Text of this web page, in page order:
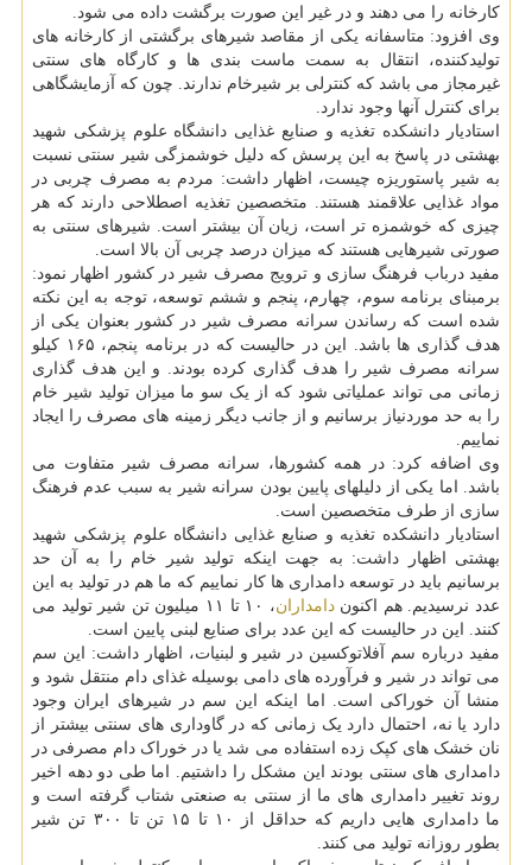
کارخانه را می دهند و در غیر این صورت برگشت داده می شود.
وی افزود: متاسفانه یکی از مقاصد شیرهای برگشتی از کارخانه های
تولیدکننده، انتقال به سمت ماست بندی ها و کارگاه های سنتی
غیرمجاز می باشد که کنترلی بر شیرخام ندارند. چون که آزمایشگاهی
برای کنترل آنها وجود ندارد.
استادیار دانشکده تغذیه و صنایع غذایی دانشگاه علوم پزشکی شهید
بهشتی در پاسخ به این پرسش که دلیل خوشمزگی شیر سنتی نسبت
به شیر پاستوریزه چیست، اظهار داشت: مردم به مصرف چربی در
مواد غذایی علاقمند هستند. متخصصین تغذیه اصطلاحی دارند که هر
چیزی که خوشمزه تر است، زیان آن بیشتر است. شیرهای سنتی به
صورتی شیرهایی هستند که میزان درصد چربی آن بالا است.
مفید درباب فرهنگ سازی و ترویج مصرف شیر در کشور اظهار نمود:
برمبنای برنامه سوم، چهارم، پنجم و ششم توسعه، توجه به این نکته
شده است که رساندن سرانه مصرف شیر در کشور بعنوان یکی از
هدف گذاری ها باشد. این در حالیست که در برنامه پنجم، ۱۶۵ کیلو
سرانه مصرف شیر را هدف گذاری کرده بودند. و این هدف گذاری
زمانی می تواند عملیاتی شود که از یک سو ما میزان تولید شیر خام
را به حد موردنیاز برسانیم و از جانب دیگر زمینه های مصرف را ایجاد
نماییم.
وی اضافه کرد: در همه کشورها، سرانه مصرف شیر متفاوت می
باشد. اما یکی از دلیلهای پایین بودن سرانه شیر به سبب عدم فرهنگ
سازی از طرف متخصصین است.
استادیار دانشکده تغذیه و صنایع غذایی دانشگاه علوم پزشکی شهید
بهشتی اظهار داشت: به جهت اینکه تولید شیر خام را به آن حد
برسانیم باید در توسعه دامداری ها کار نماییم که ما هم در تولید به این
عدد نرسیدیم. هم اکنوندامداران
، ۱۰ تا ۱۱ میلیون تن شیر تولید می
کنند. این در حالیست که این عدد برای صنایع لبنی پایین است.
مفید درباره سم آفلاتوکسین در شیر و لبنیات، اظهار داشت: این سم
می تواند در شیر و فرآورده های دامی بوسیله غذای دام منتقل شود و
منشا آن خوراکی است. اما اینکه این سم در شیرهای ایران وجود
دارد یا نه، احتمال دارد یک زمانی که در گاوداری های سنتی بیشتر از
نان خشک های کپک زده استفاده می شد یا در خوراک دام مصرفی در
دامداری های سنتی بودند این مشکل را داشتیم. اما طی دو دهه اخیر
روند تغییر دامداری های ما از سنتی به صنعتی شتاب گرفته است و
ما دامداری هایی داریم که حداقل از ۱۰ تا ۱۵ تن تا ۳۰۰ تن شیر
بطور روزانه تولید می کنند.